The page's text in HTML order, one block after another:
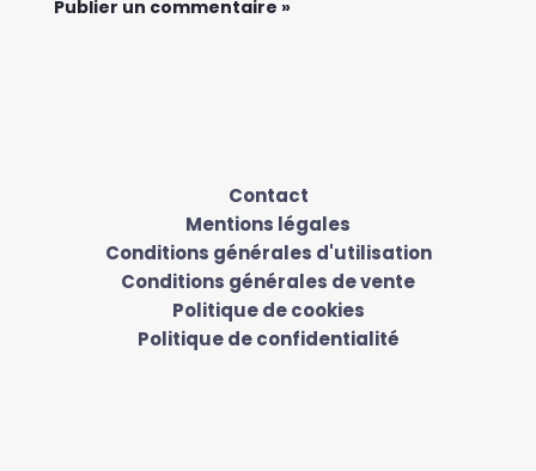
Contact
Mentions légales
Conditions générales d'utilisation
Conditions générales de vente
Politique de cookies
Politique de confidentialité